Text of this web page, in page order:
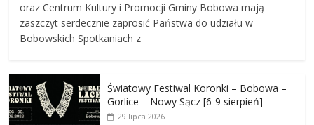
oraz Centrum Kultury i Promocji Gminy Bobowa mają
zaszczyt serdecznie zaprosić Państwa do udziału w
Bobowskich Spotkaniach z
Światowy Festiwal Koronki – Bobowa –
Gorlice – Nowy Sącz [6-9 sierpień]
29 lipca 2026